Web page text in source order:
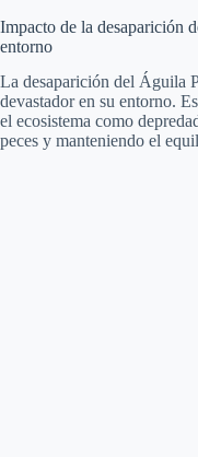
Impacto de la desaparición
entorno
La desaparición del Águila
devastador en su entorno.
el ecosistema como
peces y manteniendo el